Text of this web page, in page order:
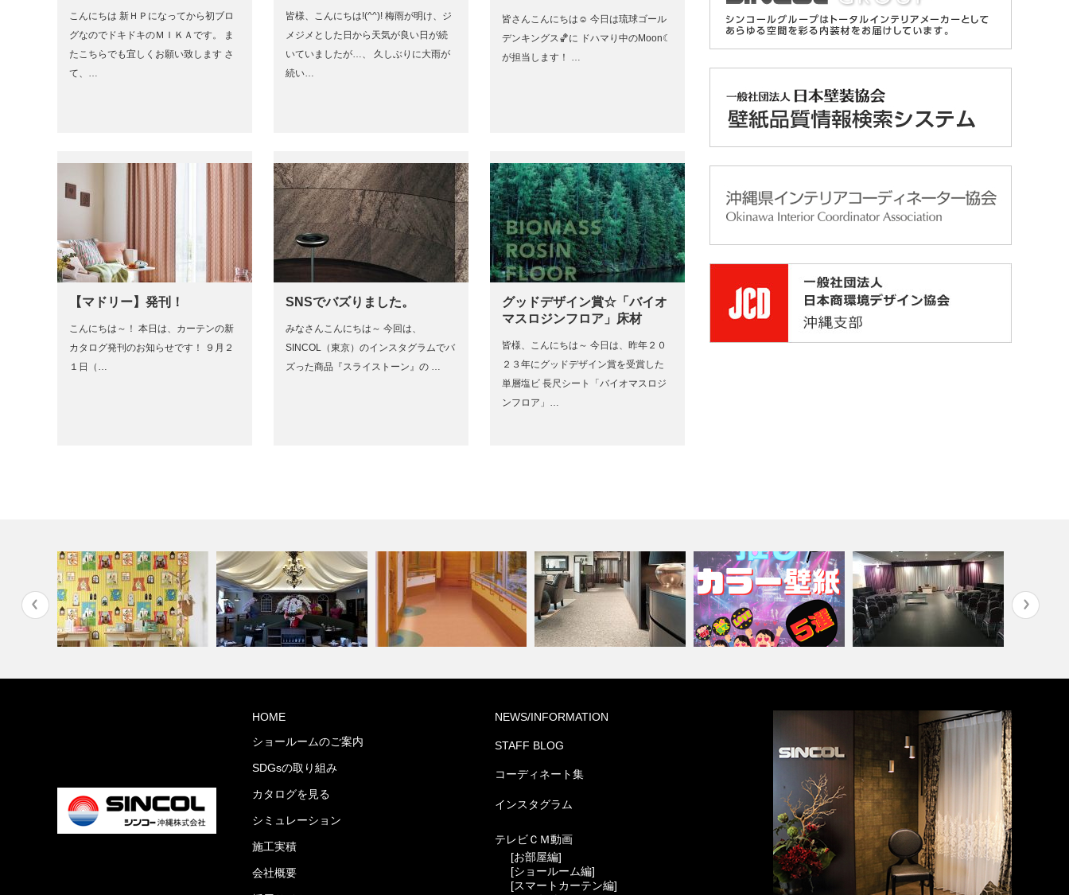
こんにちは 新ＨＰになってから初ブロ
グなのでドキドキのＭＩＫＡです。 ま
たこちらでも宜しくお願い致します さ
て、…
皆様、こんにちは!(^^)! 梅雨が明け、ジ
メジメとした日から天気が良い日が続
いていましたが…、 久しぶりに大雨が
続い…
皆さんこんにちは☺︎ 今日は琉球ゴール
デンキングス🏀に ドハマり中のMoon☾
が担当します！ …
【マドリー】発刊！
こんにちは～！ 本日は、カーテンの新
カタログ発刊のお知らせです！ ９月２
１日（…
SNSでバズりました。
みなさんこんにちは～ 今回は、
SINCOL（東京）のインスタグラムでバ
ズった商品『スライストーン』の …
グッドデザイン賞☆「バイオ
マスロジンフロア」床材
皆様、こんにちは～ 今日は、昨年２０
２３年にグッドデザイン賞を受賞した
単層塩ビ 長尺シート「バイオマスロジ
ンフロア」…
PIZZA HOUSE新本店
ト集)
葬祭ホール いなんせ会館
HOME
ショールームのご案内
SDGsの取り組み
カタログを見る
シミュレーション
施工実積
会社概要
NEWS/INFORMATION
STAFF BLOG
コーディネート集
インスタグラム
テレビＣＭ動画
[お部屋編]
[ショールーム編]
[スマートカーテン編]